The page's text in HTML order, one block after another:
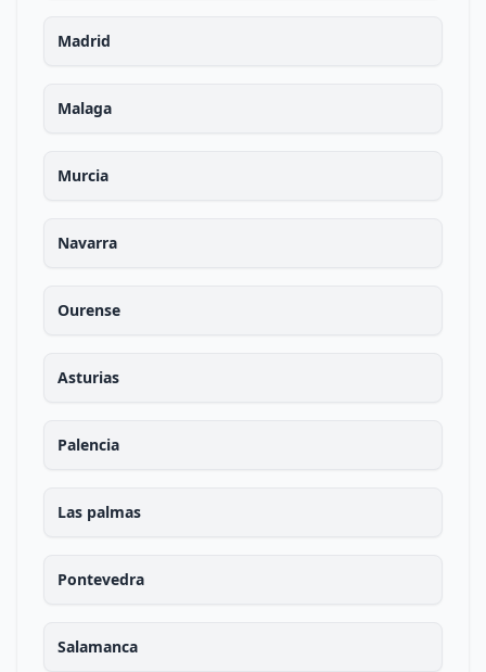
Madrid
Malaga
Murcia
Navarra
Ourense
Asturias
Palencia
Las palmas
Pontevedra
Salamanca